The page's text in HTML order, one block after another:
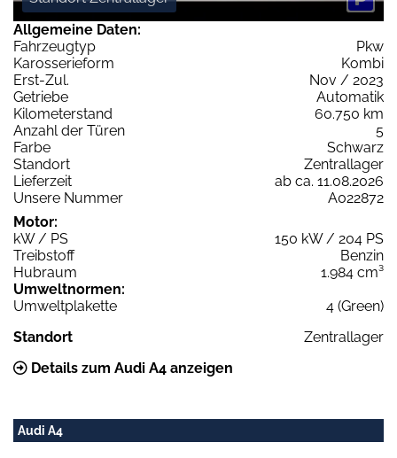
Allgemeine Daten:
Fahrzeugtyp
Pkw
Karosserieform
Kombi
Erst-Zul.
Nov / 2023
Getriebe
Automatik
Kilometerstand
60.750 km
Anzahl der Türen
5
Farbe
Schwarz
Standort
Zentrallager
Lieferzeit
ab ca. 11.08.2026
Unsere Nummer
A022872
Motor:
kW / PS
150 kW / 204 PS
Treibstoff
Benzin
Hubraum
1.984 cm³
Umweltnormen:
Umweltplakette
4 (Green)
Standort
Zentrallager
Details zum Audi A4 anzeigen
Audi A4